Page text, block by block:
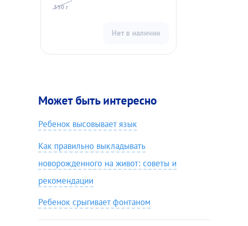
350 г
Нет в наличии
Может быть интересно
Ребенок высовывает язык
Как правильно выкладывать
новорожденного на живот: советы и
рекомендации
Ребенок срыгивает фонтаном